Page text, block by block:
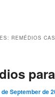
REMÉDIOS
de September de